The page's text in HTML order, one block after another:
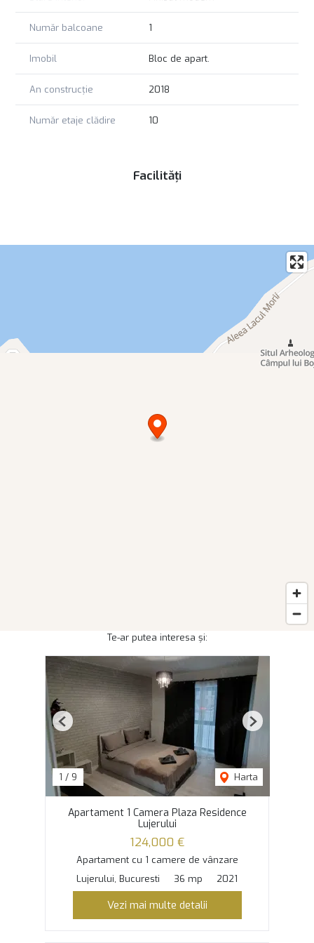
Acces facil către zonele de interes din oraș
Un apartament modern, elegant și complet echipat, ce oferă
confort, intimitate și o vedere spectaculoasă, într-un imobil
construit recent.
Număr balcoane 1
Imobil Bloc de apart.
An construcție 2018
Număr etaje clădire 10
Facilități
Te-ar putea interesa și:
1 / 9 Harta
Previous Next
Apartament 1 Camera Plaza Residence
Lujerului
124,000 €
Apartament cu 1 camere de vânzare
Lujerului, Bucuresti
36 mp 2021
Vezi mai multe detalii